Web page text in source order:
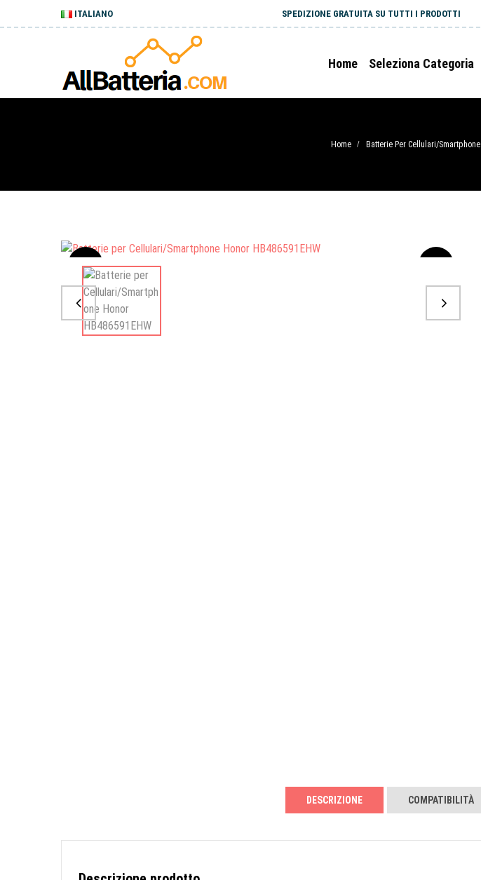
ITALIANO SPEDIZIONE GRATUITA SU TUTTI I PRODOTTI
Home Seleziona Categoria
Home / Batterie Per Cellulari/Smartphone
Sale
DESCRIZIONE COMPATIBILITÀ